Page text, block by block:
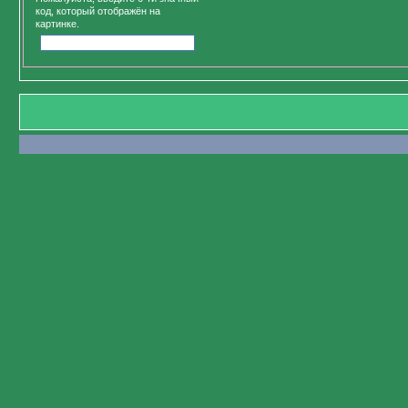
код, который отображён на
картинке.